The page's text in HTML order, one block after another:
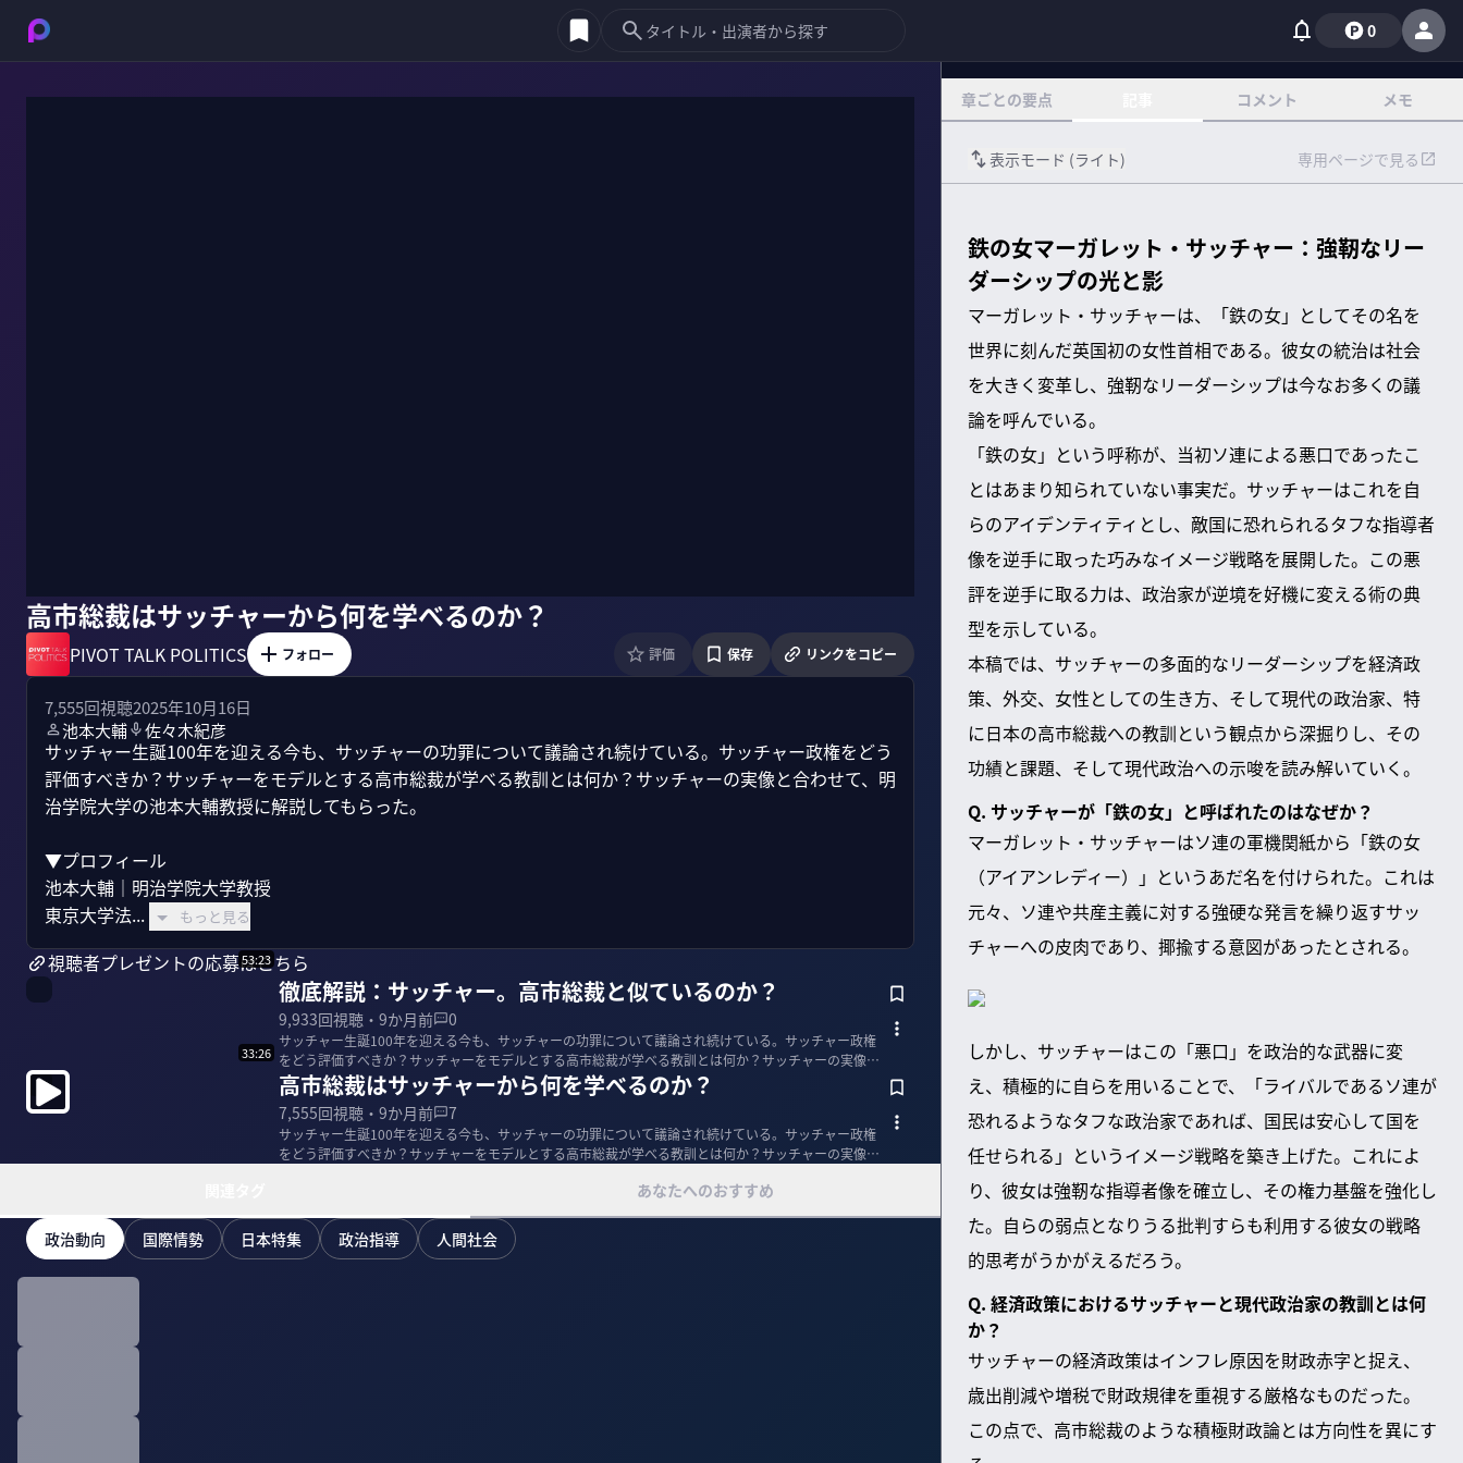
0
高市総裁はサッチャーから何を学べるのか？
PIVOT TALK POLITICS フォロー 評価 保存 リンクをコピー
7,555回視聴2025年10月16日
池本大輔
佐々木紀彦
サッチャー生誕100年を迎える今も、サッチャーの功罪について議論され続けている。サッチャー政権をどう
評価すべきか？サッチャーをモデルとする高市総裁が学べる教訓とは何か？サッチャーの実像と合わせて、明
治学院大学の池本大輔教授に解説してもらった。
▼プロフィール
池本大輔｜明治学院大学教授
東京大学法...
もっと見る
視聴者プレゼントの応募はこちら
53:23
徹底解説：サッチャー。高市総裁と似ているのか？
9,933回視聴・ 9か月前 0
サッチャー生誕100年を迎える今も、サッチャーの功罪について議論され続けている。サッチャー政権
をどう評価すべきか？サッチャーをモデルとする高市総裁が学べる教訓とは何か？サッチャーの実像と
合わせて、明治...
33:26
高市総裁はサッチャーから何を学べるのか？
7,555回視聴・ 9か月前 7
サッチャー生誕100年を迎える今も、サッチャーの功罪について議論され続けている。サッチャー政権
をどう評価すべきか？サッチャーをモデルとする高市総裁が学べる教訓とは何か？サッチャーの実像と
あなたへのおすすめ
政治動向 国際情勢 日本特集 政治指導 人間社会
章ごとの要点 コメント メモ
表示モード (ライト) 専用ページで見る
鉄の女マーガレット・サッチャー：強靭なリー
ダーシップの光と影
マーガレット・サッチャーは、「鉄の女」としてその名を
世界に刻んだ英国初の女性首相である。彼女の統治は社会
を大きく変革し、強靭なリーダーシップは今なお多くの議
論を呼んでいる。
「鉄の女」という呼称が、当初ソ連による悪口であったこ
とはあまり知られていない事実だ。サッチャーはこれを自
らのアイデンティティとし、敵国に恐れられるタフな指導者
像を逆手に取った巧みなイメージ戦略を展開した。この悪
評を逆手に取る力は、政治家が逆境を好機に変える術の典
型を示している。
本稿では、サッチャーの多面的なリーダーシップを経済政
策、外交、女性としての生き方、そして現代の政治家、特
に日本の高市総裁への教訓という観点から深掘りし、その
功績と課題、そして現代政治への示唆を読み解いていく。
Q. サッチャーが「鉄の女」と呼ばれたのはなぜか？
マーガレット・サッチャーはソ連の軍機関紙から「鉄の女
（アイアンレディー）」というあだ名を付けられた。これは
元々、ソ連や共産主義に対する強硬な発言を繰り返すサッ
チャーへの皮肉であり、揶揄する意図があったとされる。
しかし、サッチャーはこの「悪口」を政治的な武器に変
え、積極的に自らを用いることで、「ライバルであるソ連が
恐れるようなタフな政治家であれば、国民は安心して国を
任せられる」というイメージ戦略を築き上げた。これによ
り、彼女は強靭な指導者像を確立し、その権力基盤を強化し
た。自らの弱点となりうる批判すらも利用する彼女の戦略
的思考がうかがえるだろう。
Q. 経済政策におけるサッチャーと現代政治家の教訓とは何
か？
サッチャーの経済政策はインフレ原因を財政赤字と捉え、
歳出削減や増税で財政規律を重視する厳格なものだった。
この点で、高市総裁のような積極財政論とは方向性を異にす